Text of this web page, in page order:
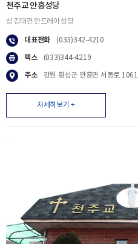
천주교 안흥성당
성 김대건 안드레아 성당
대표전화 (033)342-4210
팩스 (033)344-4219
주소 강원 횡성군 안흥면 서동로 1061
자세히보기 +